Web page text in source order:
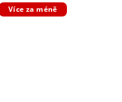
Více za méně